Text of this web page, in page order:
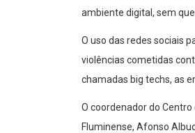
ambiente digital, sem
O uso das redes sociais
violências cometidas
chamadas big techs, as
O coordenador do
Fluminense, Afonso